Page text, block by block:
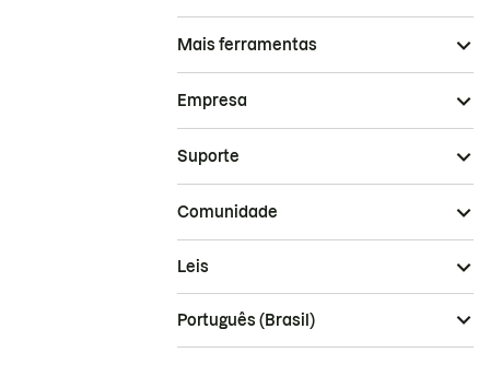
Mais ferramentas
Empresa
Suporte
Comunidade
Leis
Português (Brasil)